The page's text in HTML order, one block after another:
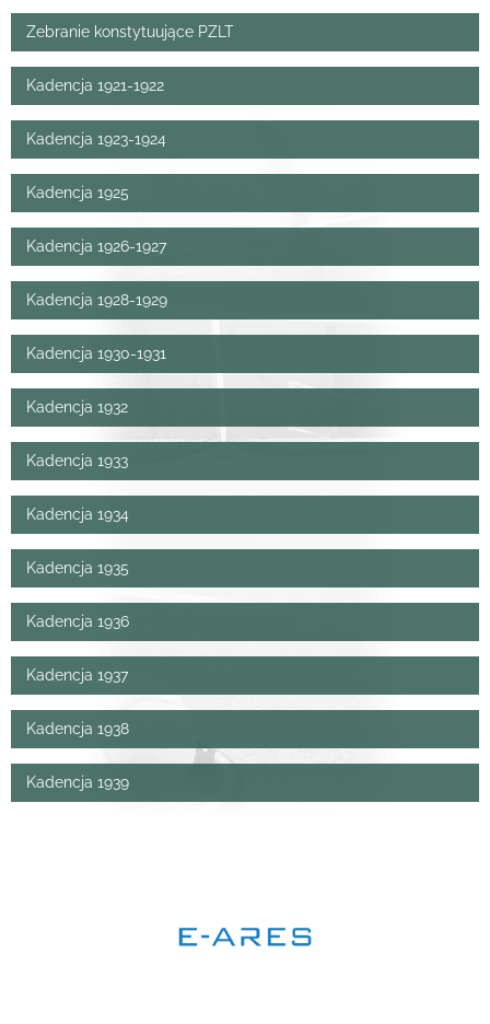
Zebranie konstytuujące PZLT
Kadencja 1921-1922
Kadencja 1923-1924
Kadencja 1925
Kadencja 1926-1927
Kadencja 1928-1929
Kadencja 1930-1931
Kadencja 1932
Kadencja 1933
Kadencja 1934
Kadencja 1935
Kadencja 1936
Kadencja 1937
Kadencja 1938
Kadencja 1939